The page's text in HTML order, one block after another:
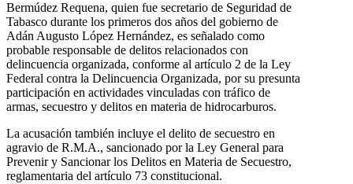
Bermúdez Requena, quien fue secretario de Seguridad de
Tabasco durante los primeros dos años del gobierno de
Adán Augusto López Hernández, es señalado como
probable responsable de delitos relacionados con
delincuencia organizada, conforme al artículo 2 de la Ley
Federal contra la Delincuencia Organizada, por su presunta
participación en actividades vinculadas con tráfico de
armas, secuestro y delitos en materia de hidrocarburos.
La acusación también incluye el delito de secuestro en
agravio de R.M.A., sancionado por la Ley General para
Prevenir y Sancionar los Delitos en Materia de Secuestro,
reglamentaria del artículo 73 constitucional.